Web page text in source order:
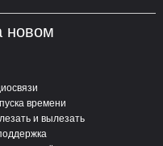
времени
и вылезать
новом